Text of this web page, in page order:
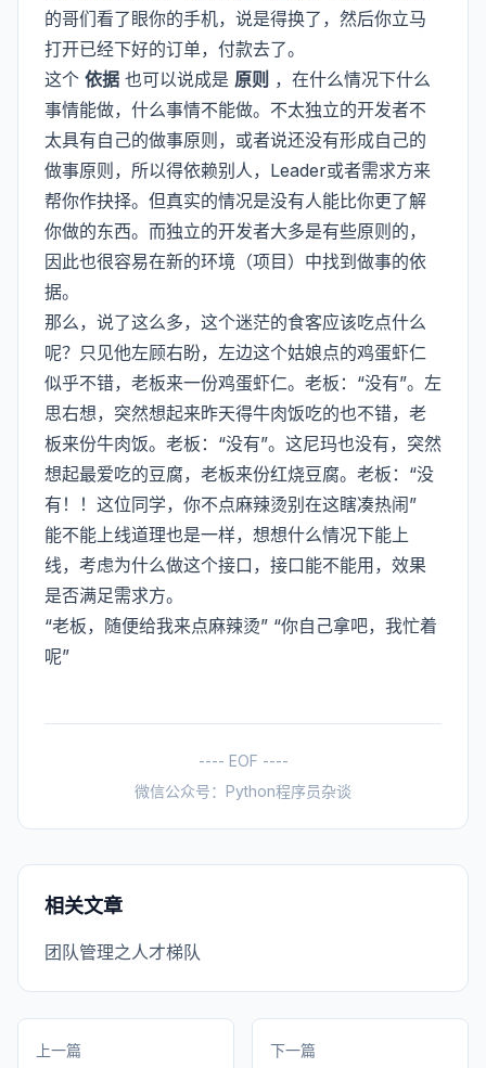
的哥们看了眼你的手机，说是得换了，然后你立马
打开已经下好的订单，付款去了。
这个 依据 也可以说成是 原则 ，在什么情况下什么
事情能做，什么事情不能做。不太独立的开发者不
太具有自己的做事原则，或者说还没有形成自己的
做事原则，所以得依赖别人，Leader或者需求方来
帮你作抉择。但真实的情况是没有人能比你更了解
你做的东西。而独立的开发者大多是有些原则的，
因此也很容易在新的环境（项目）中找到做事的依
据。
那么，说了这么多，这个迷茫的食客应该吃点什么
呢？只见他左顾右盼，左边这个姑娘点的鸡蛋虾仁
似乎不错，老板来一份鸡蛋虾仁。老板：“没有”。左
思右想，突然想起来昨天得牛肉饭吃的也不错，老
板来份牛肉饭。老板：“没有”。这尼玛也没有，突然
想起最爱吃的豆腐，老板来份红烧豆腐。老板：“没
有！！这位同学，你不点麻辣烫别在这瞎凑热闹”
能不能上线道理也是一样，想想什么情况下能上
线，考虑为什么做这个接口，接口能不能用，效果
是否满足需求方。
“老板，随便给我来点麻辣烫” “你自己拿吧，我忙着
呢”
---- EOF ----
微信公众号：Python程序员杂谈
相关文章
团队管理之人才梯队
上一篇 下一篇